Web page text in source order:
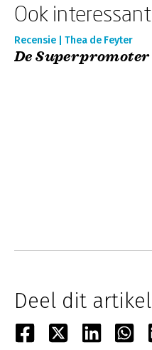
Ook interessant
Recensie | Thea de Feyter
De Superpromoter
Deel dit artikel